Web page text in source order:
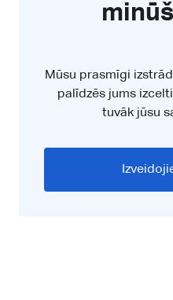
Mūsu prasmīgi
palīdzēs jums
tuvāk jūsu